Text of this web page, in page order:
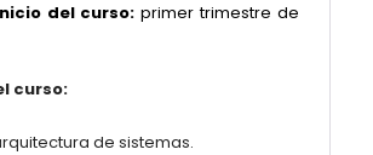
del curso: primer trimestre de
curso:
de sistemas.